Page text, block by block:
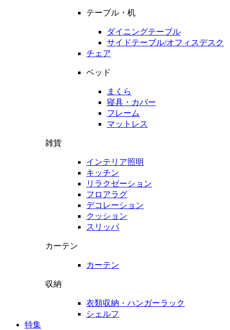
テーブル・机
ダイニングテーブル
サイドテーブル/オフィスデスク
チェア
ベッド
まくら
寝具・カバー
フレーム
マットレス
雑貨
インテリア照明
キッチン
リラクゼーション
フロアラグ
デコレーション
クッション
スリッパ
カーテン
カーテン
収納
衣類収納・ハンガーラック
シェルフ
特集